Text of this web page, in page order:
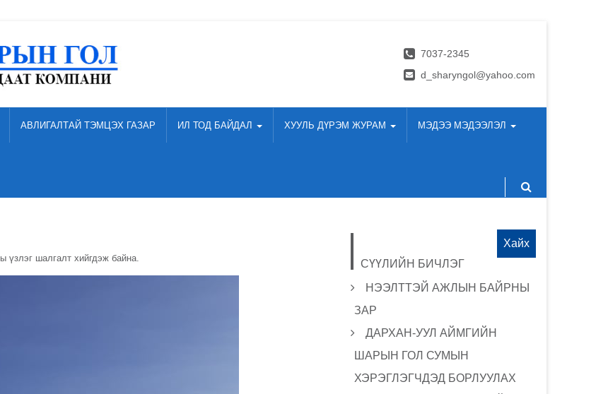
7037-2345
d_sharyngol@yahoo.com
АВЛИГАЛТАЙ ТЭМЦЭХ ГАЗАР ИЛ ТОД БАЙДАЛ ХУУЛЬ ДҮРЭМ ЖУРАМ МЭДЭЭ МЭДЭЭЛЭЛ
шалгалт хийгдэж байна.
СҮҮЛИЙН БИЧЛЭГ
НЭЭЛТТЭЙ АЖЛЫН БАЙРНЫ
ЗАР
ДАРХАН-УУЛ АЙМГИЙН
ШАРЫН ГОЛ СУМЫН
ХЭРЭГЛЭГЧДЭД БОРЛУУЛАХ